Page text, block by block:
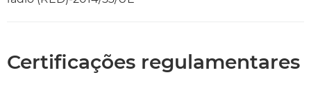
Certificações regulamentares